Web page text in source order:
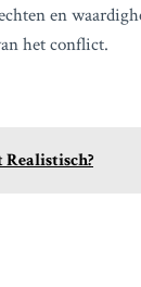
en
het conflict.